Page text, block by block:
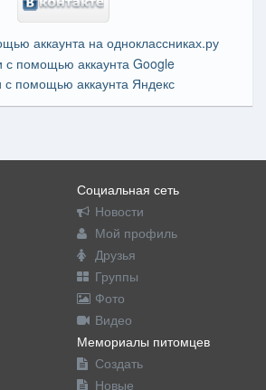
Социальная сеть
Новости
Мой профиль
Друзья
Группы
Фото
Видео
Мемориалы питомцев
Создать
Новые